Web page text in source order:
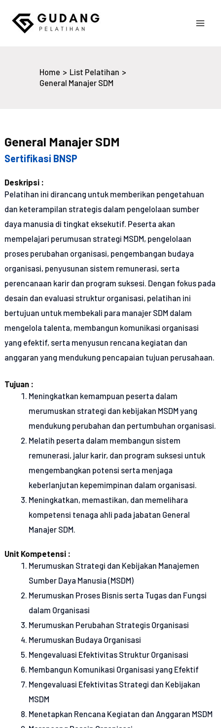
content
Home
List Pelatihan
General Manajer SDM
General Manajer SDM
Sertifikasi BNSP
Deskripsi :
Pelatihan ini dirancang untuk memberikan pengetahuan
dan keterampilan strategis dalam pengelolaan sumber
daya manusia di tingkat eksekutif. Peserta akan
mempelajari perumusan strategi MSDM, pengelolaan
proses perubahan organisasi, pengembangan budaya
organisasi, penyusunan sistem remunerasi, serta
perencanaan karir dan program suksesi. Dengan fokus pada
desain dan evaluasi struktur organisasi, pelatihan ini
bertujuan untuk membekali para manajer SDM dalam
mengelola talenta, membangun komunikasi organisasi
yang efektif, serta menyusun rencana kegiatan dan
anggaran yang mendukung pencapaian tujuan perusahaan.
Tujuan :
Meningkatkan kemampuan peserta dalam
merumuskan strategi dan kebijakan MSDM yang
mendukung perubahan dan pertumbuhan organisasi.
Melatih peserta dalam membangun sistem
remunerasi, jalur karir, dan program suksesi untuk
mengembangkan potensi serta menjaga
keberlanjutan kepemimpinan dalam organisasi.
Meningkatkan, memastikan, dan memelihara
kompetensi tenaga ahli pada jabatan General
Manajer SDM.
Unit Kompetensi :
Merumuskan Strategi dan Kebijakan Manajemen
Sumber Daya Manusia (MSDM)
Merumuskan Proses Bisnis serta Tugas dan Fungsi
dalam Organisasi
Merumuskan Perubahan Strategis Organisasi
Merumuskan Budaya Organisasi
Mengevaluasi Efektivitas Struktur Organisasi
Membangun Komunikasi Organisasi yang Efektif
Mengevaluasi Efektivitas Strategi dan Kebijakan
MSDM
Menetapkan Rencana Kegiatan dan Anggaran MSDM